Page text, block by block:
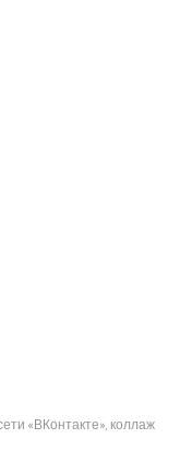
«ВКонтакте», коллаж